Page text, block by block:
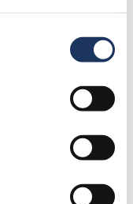
branche of